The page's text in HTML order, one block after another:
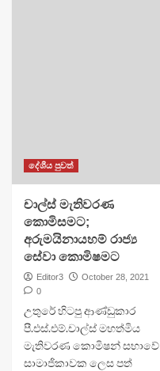
දේශීය පුවත්
චාල්ස් මැතිවරණ
කොමිසමට;
අරුමයිනායහම් රාජ්‍ය
සේවා කොමිෂමට
Editor3
October 28, 2021
0
උතුරේ හිටපු ආණ්ඩුකාර
පී.එස්.එම්.චාල්ස් මහත්මිය
මැතිවරණ කොමිෂන් සභාවේ
සාමාජිකාවක ලෙස පත්